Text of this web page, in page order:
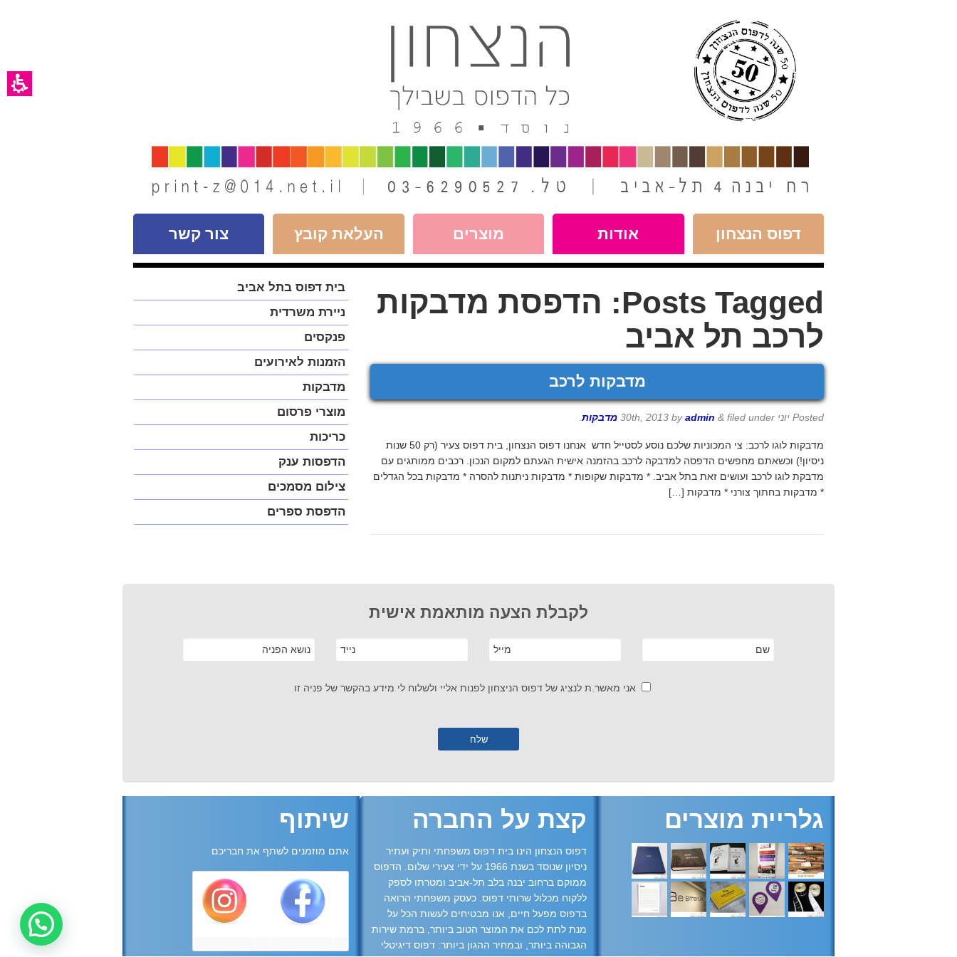
דפוס הנצחון אודות מוצרים העלאת קובץ צור קשר
Posts Tagged:
הדפסת מדבקות
לרכב תל אביב
מדבקות לרכב
Posted יוני 30th, 2013 byadmin & filed under מדבקות
מדבקות לוגו לרכב: צי המכוניות שלכם נוסע לסטייל חדש אנחנו דפוס הנצחון, בית דפוס צעיר (רק 50 שנות
ניסיון!) וכשאתם מחפשים הדפסה למדבקה לרכב בהזמנה אישית הגעתם למקום הנכון. רכבים ממותגים עם
מדבקת לוגו לרכב ועושים זאת בתל אביב. * מדבקות שקופות * מדבקות ניתנות להסרה * מדבקות בכל הגדלים
* מדבקות בחתוך צורני * מדבקות […]
פתח
תפריט
במצב
נגיש
(התפריט
יפתח
בחלונית
בית דפוס בתל אביב
ניירת משרדית
פנקסים
הזמנות לאירועים
מדבקות
מוצרי פרסום
כריכות
הדפסות ענק
צילום מסמכים
הדפסת ספרים
לקבלת הצעה מותאמת אישית
אני מאשר.ת לנציג של דפוס הניצחון לפנות אליי ולשלוח לי מידע בהקשר של פניה זו
גלריית מוצרים קצת על החברה
דפוס הנצחון הינו בית דפוס משפחתי ותיק ועתיר
ניסיון שנוסד בשנת 1966 על ידי צעירי שלום. הדפוס
ממוקם ברחוב יבנה בלב תל-אביב ומטרתו לספק
ללקוח מכלול שרותי דפוס. כעסק משפחתי הרואה
בדפוס מפעל חיים, אנו מבטיחים לעשות הכל על
מנת לתת לכם את המוצר הטוב ביותר, ברמת שירות
הגבוהה ביותר, ובמחיר ההגון ביותר: דפוס דיגיטלי
שיתוף
אתם מוזמנים לשתף את חבריכם